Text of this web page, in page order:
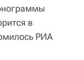
в
РИА